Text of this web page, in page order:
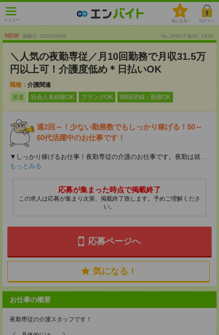
メニュー
0
気になる！ ログイン
NEW 掲載日 :2026/08/08 No.ZPRS千葉06_YKN2
＼人気の夜勤専従／月10回勤務で月収31.5万
円以上可！介護度低め＊日払いOK
職種： 介護関連
派遣
社会人未経験OK ブランクOK WEB登録・面接OK
週2回～！少ない勤務数でもしっかり稼げる！50～
60代活躍中のお仕事です！
▼しっかり稼げるお仕事！夜勤専従の介護のお仕事です。夜勤は就 ...
もっとみる
応募が集まった時点で掲載終了
この求人は応募が集まり次第、掲載終了致します。予めご理解くださ
い。
応募ページへ
気になる！
お仕事の概要
夜勤専従の介護スタッフです！